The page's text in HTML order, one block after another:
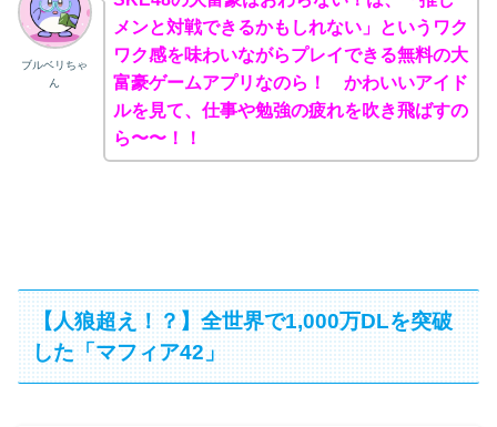
ブルベリちゃ
ん
メンと対戦できるかもしれない」というワク
ワク感を味わいながらプレイできる無料の大
富豪ゲームアプリなのら！ かわいいアイド
ルを見て、仕事や勉強の疲れを吹き飛ばすの
ら〜〜！！
【人狼超え！？】全世界で1,000万DLを突破
した「マフィア42」